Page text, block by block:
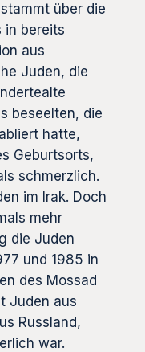
über die
in bereits
aus
Juden, die
beseelten, die
hatte,
Geburtsorts,
schmerzlich.
im Irak. Doch
mehr
die Juden
und 1985 in
des Mossad
Juden aus
Russland,
war.